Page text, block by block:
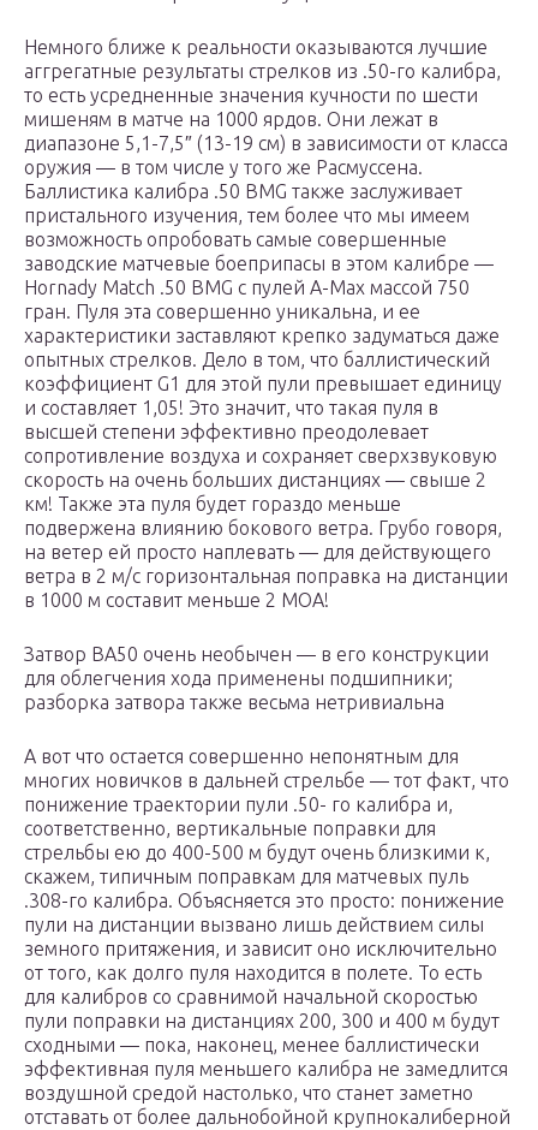
Немного ближе к реальности оказываются лучшие
аггрегатные результаты стрелков из .50-го калибра,
то есть усредненные значения кучности по шести
мишеням в матче на 1000 ярдов. Они лежат в
диапазоне 5,1-7,5″ (13-19 см) в зависимости от класса
оружия — в том числе у того же Расмуссена.
Баллистика калибра .50 BMG также заслуживает
пристального изучения, тем более что мы имеем
возможность опробовать самые совершенные
заводские матчевые боеприпасы в этом калибре —
Hornady Match .50 BMG с пулей A-Max массой 750
гран. Пуля эта совершенно уникальна, и ее
характеристики заставляют крепко задуматься даже
опытных стрелков. Дело в том, что баллистический
коэффициент G1 для этой пули превышает единицу
и составляет 1,05! Это значит, что такая пуля в
высшей степени эффективно преодолевает
сопротивление воздуха и сохраняет сверхзвуковую
скорость на очень больших дистанциях — свыше 2
км! Также эта пуля будет гораздо меньше
подвержена влиянию бокового ветра. Грубо говоря,
на ветер ей просто наплевать — для действующего
ветра в 2 м/с горизонтальная поправка на дистанции
в 1000 м составит меньше 2 МОА!
Затвор BA50 очень необычен — в его конструкции
для облегчения хода применены подшипники;
разборка затвора также весьма нетривиальна
А вот что остается совершенно непонятным для
многих новичков в дальней стрельбе — тот факт, что
понижение траектории пули .50- го калибра и,
соответственно, вертикальные поправки для
стрельбы ею до 400-500 м будут очень близкими к,
скажем, типичным поправкам для матчевых пуль
.308-го калибра. Объясняется это просто: понижение
пули на дистанции вызвано лишь действием силы
земного притяжения, и зависит оно исключительно
от того, как долго пуля находится в полете. То есть
для калибров со сравнимой начальной скоростью
пули поправки на дистанциях 200, 300 и 400 м будут
сходными — пока, наконец, менее баллистически
эффективная пуля меньшего калибра не замедлится
воздушной средой настолько, что станет заметно
отставать от более дальнобойной крупнокалиберной